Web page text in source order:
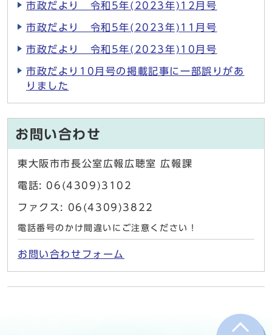
市政だより 令和5年(2023年)12月号
市政だより 令和5年(2023年)11月号
市政だより 令和5年(2023年)10月号
市政だより10月号の掲載記事に一部誤りがあ
りました
お問い合わせ
東大阪市市長公室広報広聴室 広報課
電話: 06(4309)3102
ファクス: 06(4309)3822
電話番号のかけ間違いにご注意ください！
お問い合わせフォーム